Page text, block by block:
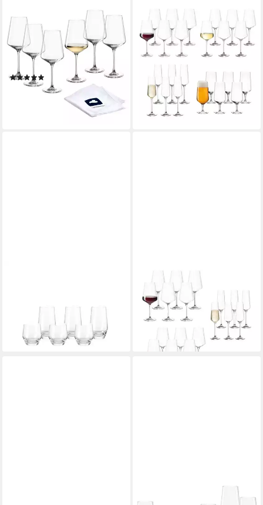
Weißweinglas Gläser-Set
PUCCINI + Poliertuch, 7-teilig,
7-tlg., Kristallglas, 6
Weisswein Gläser, 560 ml, mit
Poliertuch
ab 29,63 € UVP
lieferbar - in 4-5 Werktagen bei dir
LEONARDO
Gläser-Set Puccini Gläserset
24er Set, 24-tlg., Glas
151,45 €
UVP 166,80 €
lieferbar - in 2-3 Werktagen bei dir
46,95 €
lieferbar - in 2-3 Werktagen bei dir
Gläser-Set Puccini Wein- und
Sektgläser 18er Set, 18-tlg.,
116,45 €
lieferbar - in 2-3 Werktagen bei dir